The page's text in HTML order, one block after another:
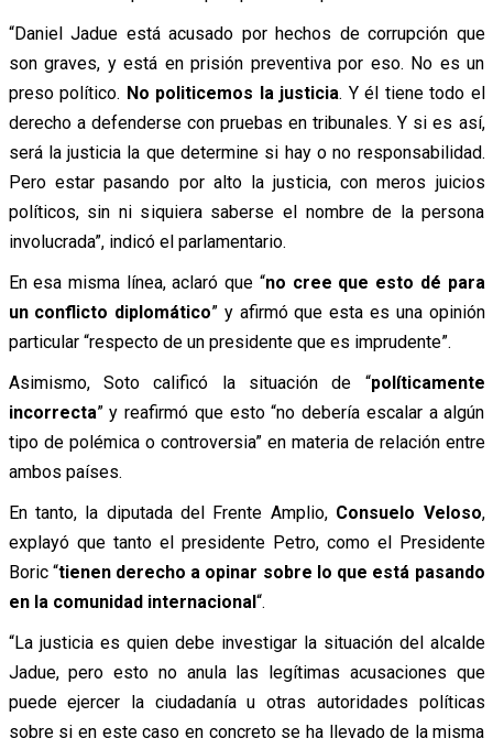
“Daniel Jadue está acusado por hechos de corrupción que
son graves, y está en prisión preventiva por eso. No es un
preso político. No politicemos la justicia. Y él tiene todo el
derecho a defenderse con pruebas en tribunales. Y si es así,
será la justicia la que determine si hay o no responsabilidad.
Pero estar pasando por alto la justicia, con meros juicios
políticos, sin ni siquiera saberse el nombre de la persona
involucrada”, indicó el parlamentario.
En esa misma línea, aclaró que “no cree que esto dé para
un conflicto diplomático” y afirmó que esta es una opinión
particular “respecto de un presidente que es imprudente”.
Asimismo, Soto calificó la situación de “políticamente
incorrecta” y reafirmó que esto “no debería escalar a algún
tipo de polémica o controversia” en materia de relación entre
ambos países.
En tanto, la diputada del Frente Amplio, Consuelo Veloso,
explayó que tanto el presidente Petro, como el Presidente
Boric “tienen derecho a opinar sobre lo que está pasando
en la comunidad internacional“.
“La justicia es quien debe investigar la situación del alcalde
Jadue, pero esto no anula las legítimas acusaciones que
puede ejercer la ciudadanía u otras autoridades políticas
sobre si en este caso en concreto se ha llevado de la misma